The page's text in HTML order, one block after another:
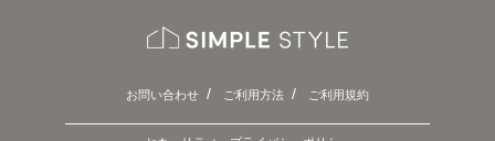
お問い合わせ ご利用方法 ご利用規約